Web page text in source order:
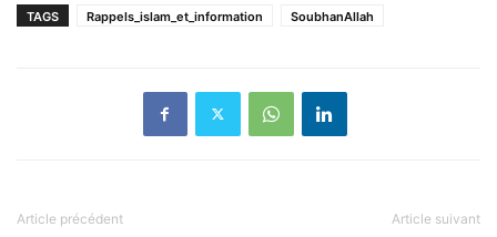
TAGS Rappels_islam_et_information SoubhanAllah
Article précédent Article suivant